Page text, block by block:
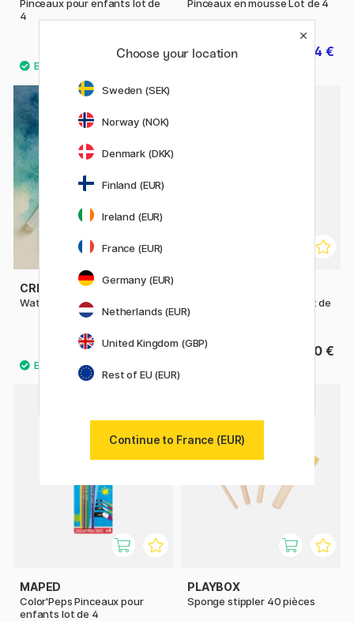
Pinceaux pour enfants lot de
4
8.75 €
12.50 €
Pinceaux en mousse Lot de 4
4 €
CREVIDE
Water Brush Synthetic
3.90 €
Pinceaux pour enfants Lot de
5
4.50 €
MAPED
Color'Peps Pinceaux pour
enfants lot de 4
11%
PLAYBOX
Sponge stippler 40 pièces
Choose your location
Sweden (SEK)
Norway (NOK)
Denmark (DKK)
Finland (EUR)
Ireland (EUR)
France (EUR)
Germany (EUR)
Netherlands (EUR)
United Kingdom (GBP)
Rest of EU (EUR)
Continue to France (EUR)